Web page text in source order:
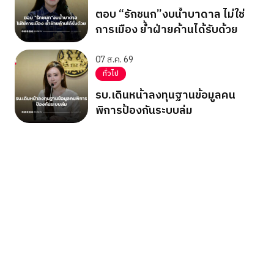
ตอบ “รักชนก”งบน้ำบาดาล ไม่ใช่
การเมือง ย้ำฝ่ายค้านได้รับด้วย
07 ส.ค. 69
ทั่วไป
รบ.เดินหน้าลงทุนฐานข้อมูลคน
พิการป้องกันระบบล่ม